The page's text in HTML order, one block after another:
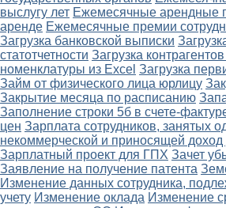
выслугу лет Ежемесячные арендные
аренде Ежемесячные премии
Загрузка банковской выписки
статотчетности Загрузка
номенклатуры из Excel Загрузка
Займ от физического лица юрлицу
Закрытие месяца по расписанию
Заполнение строки 5б в счете-
цен Зарплата сотрудников, занятых
некоммерческой и приносящей доход
Зарплатный проект для ГПХ Зачет
Заявление на получение патента
Изменение данных сотрудника,
учету Изменение оклада Изменение